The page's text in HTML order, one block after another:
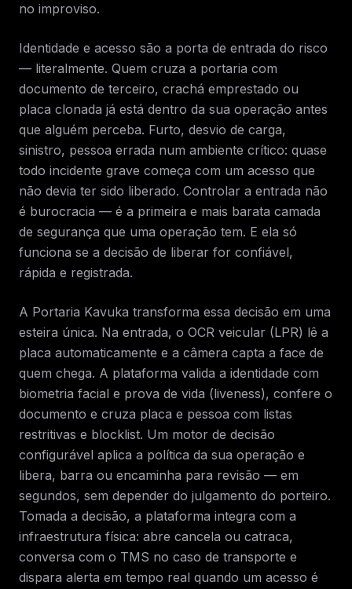
no improviso.
Identidade e acesso são a porta de entrada do risco
— literalmente. Quem cruza a portaria com
documento de terceiro, crachá emprestado ou
placa clonada já está dentro da sua operação antes
que alguém perceba. Furto, desvio de carga,
sinistro, pessoa errada num ambiente crítico: quase
todo incidente grave começa com um acesso que
não devia ter sido liberado. Controlar a entrada não
é burocracia — é a primeira e mais barata camada
de segurança que uma operação tem. E ela só
funciona se a decisão de liberar for confiável,
rápida e registrada.
A Portaria Kavuka transforma essa decisão em uma
esteira única. Na entrada, o OCR veicular (LPR) lê a
placa automaticamente e a câmera capta a face de
quem chega. A plataforma valida a identidade com
biometria facial e prova de vida (liveness), confere o
documento e cruza placa e pessoa com listas
restritivas e blocklist. Um motor de decisão
configurável aplica a política da sua operação e
libera, barra ou encaminha para revisão — em
segundos, sem depender do julgamento do porteiro.
Tomada a decisão, a plataforma integra com a
infraestrutura física: abre cancela ou catraca,
conversa com o TMS no caso de transporte e
dispara alerta em tempo real quando um acesso é